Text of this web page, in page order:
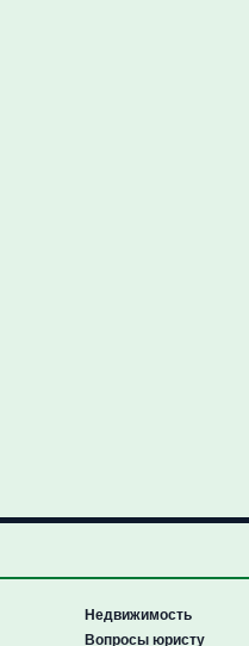
Недвижимость
Вопросы юристу